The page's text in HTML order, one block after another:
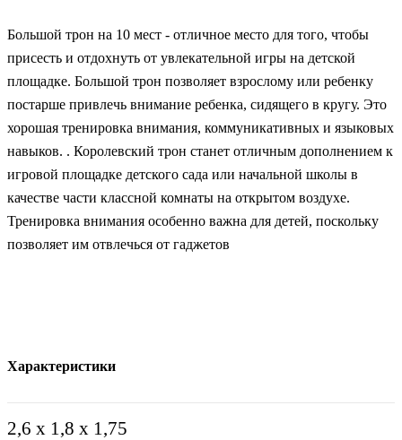
Большой трон на 10 мест - отличное место для того, чтобы
присесть и отдохнуть от увлекательной игры на детской
площадке. Большой трон позволяет взрослому или ребенку
постарше привлечь внимание ребенка, сидящего в кругу. Это
хорошая тренировка внимания, коммуникативных и языковых
навыков. . Королевский трон станет отличным дополнением к
игровой площадке детского сада или начальной школы в
качестве части классной комнаты на открытом воздухе.
Тренировка внимания особенно важна для детей, поскольку
позволяет им отвлечься от гаджетов
Характеристики
2,6 х 1,8 х 1,75